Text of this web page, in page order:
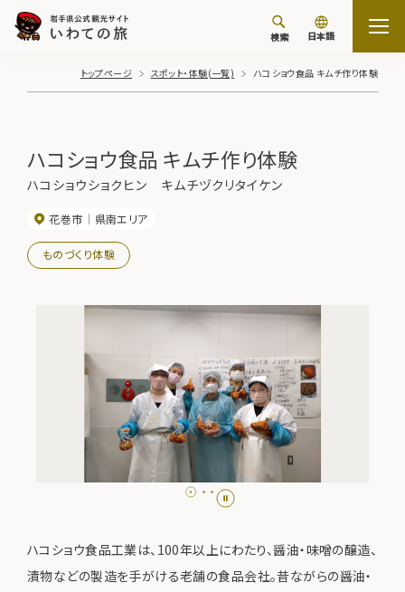
検索 日本語
トップページ スポット・体験(一覧) ハコショウ食品 キムチ作り体験
ハコショウ食品 キムチ作り体験
ハコショウショクヒン キムチヅクリタイケン
花巻市 県南エリア
ものづくり体験
ハコショウ食品工業は、100年以上にわたり、醤油・味噌の醸造、
漬物などの製造を手がける老舗の食品会社。昔ながらの醤油・